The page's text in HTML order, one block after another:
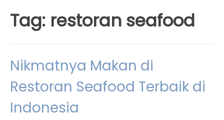
Tag: restoran seafood
Nikmatnya Makan di
Restoran Seafood Terbaik di
Indonesia